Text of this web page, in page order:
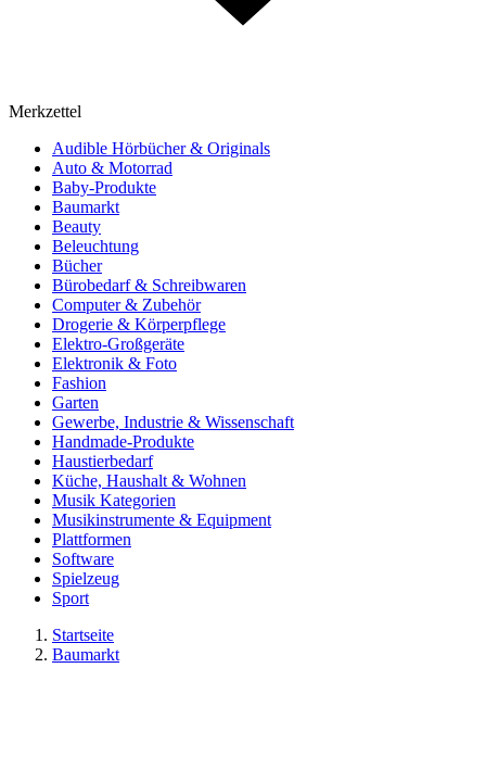
Merkzettel
Audible Hörbücher & Originals
Auto & Motorrad
Baby-Produkte
Baumarkt
Beauty
Beleuchtung
Bücher
Bürobedarf & Schreibwaren
Computer & Zubehör
Drogerie & Körperpflege
Elektro-Großgeräte
Elektronik & Foto
Fashion
Garten
Gewerbe, Industrie & Wissenschaft
Handmade-Produkte
Haustierbedarf
Küche, Haushalt & Wohnen
Musik Kategorien
Musikinstrumente & Equipment
Plattformen
Software
Spielzeug
Sport
Startseite
Baumarkt